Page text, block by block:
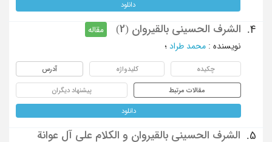
دانلود
4. الشرف الحسینی بالقیروان (2)
مقاله
نویسنده : محمد طراد ؛
چکیده کلیدواژه آدرس
مقالات مرتبط پیشنهاد دیگران
دانلود
5. الشرف الحسینی بالقیروان و الکلام علی آل عوانة